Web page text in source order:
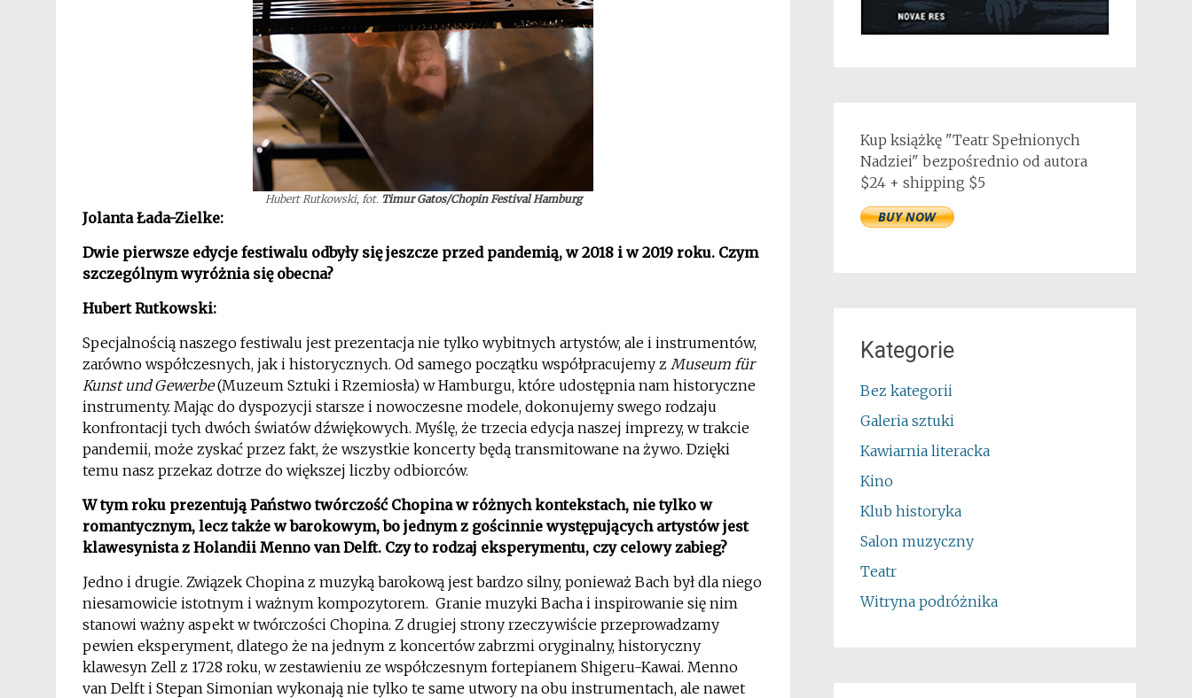
Hubert Rutkowski, fot. Timur Gatos/Chopin Festival Hamburg
Jolanta Łada-Zielke:
Dwie pierwsze edycje festiwalu odbyły się jeszcze przed pandemią, w 2018 i w 2019 roku. Czym
szczególnym wyróżnia się obecna?
Hubert Rutkowski:
Specjalnością naszego festiwalu jest prezentacja nie tylko wybitnych artystów, ale i instrumentów,
zarówno współczesnych, jak i historycznych. Od samego początku współpracujemy z Museum für
Kunst und Gewerbe(Muzeum Sztuki i Rzemiosła) w Hamburgu, które udostępnia nam historyczne
instrumenty. Mając do dyspozycji starsze i nowoczesne modele, dokonujemy swego rodzaju
konfrontacji tych dwóch światów dźwiękowych. Myślę, że trzecia edycja naszej imprezy, w trakcie
pandemii, może zyskać przez fakt, że wszystkie koncerty będą transmitowane na żywo. Dzięki
temu nasz przekaz dotrze do większej liczby odbiorców.
W tym roku prezentują Państwo twórczość Chopina w różnych kontekstach, nie tylko w
romantycznym, lecz także w barokowym, bo jednym z gościnnie występujących artystów jest
klawesynista z Holandii Menno van Delft. Czy to rodzaj eksperymentu, czy celowy zabieg?
Jedno i drugie. Związek Chopina z muzyką barokową jest bardzo silny, ponieważ Bach był dla niego
niesamowicie istotnym i ważnym kompozytorem. Granie muzyki Bacha i inspirowanie się nim
stanowi ważny aspekt w twórczości Chopina. Z drugiej strony rzeczywiście przeprowadzamy
pewien eksperyment, dlatego że na jednym z koncertów zabrzmi oryginalny, historyczny
klawesyn Zell z 1728 roku, w zestawieniu ze współczesnym fortepianem Shigeru-Kawai. Menno
van Delft i Stepan Simonian wykonają nie tylko te same utwory na obu instrumentach, ale nawet
Kup książkę "Teatr Spełnionych
Nadziei" bezpośrednio od autora
$24 + shipping $5
Kategorie
Bez kategorii
Galeria sztuki
Kawiarnia literacka
Kino
Klub historyka
Salon muzyczny
Teatr
Witryna podróżnika